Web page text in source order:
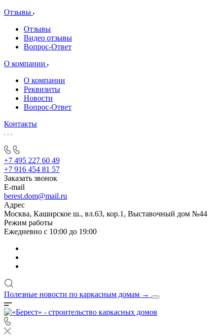
Отзывы
Отзывы
Видео отзывы
Вопрос-Ответ
О компании
О компании
Реквизиты
Новости
Вопрос-Ответ
Контакты
+7 495 227 60 49
+7 916 454 81 57
Заказать звонок
E-mail
berest.dom@mail.ru
Адрес
Москва, Каширское ш., вл.63, кор.1, Выставочный дом №44
Режим работы
Ежедневно с 10:00 до 19:00
Полезные новости по каркасным домам →